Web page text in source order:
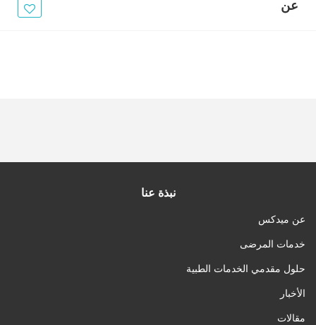
عن
نبذة عنا
عن ميدكس
خدمات المرضى
حلول مقدمي الخدمات الطبية
الأخبار
مقالات